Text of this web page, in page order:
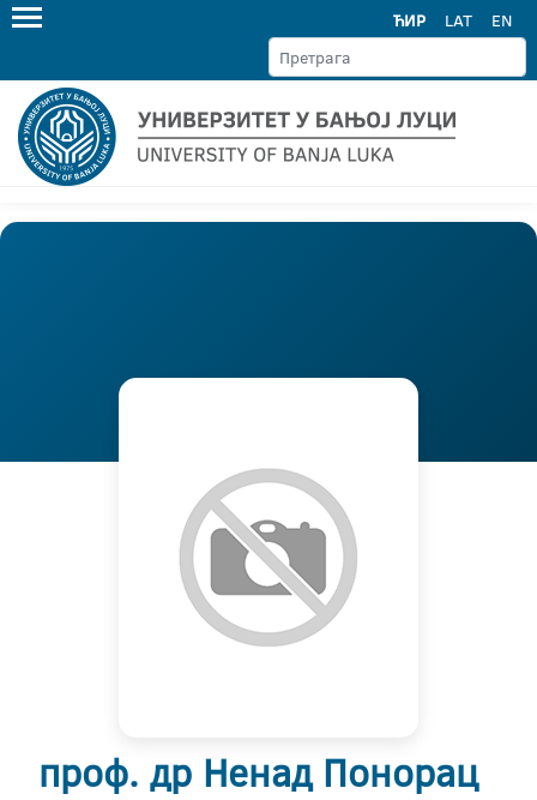
ЋИР LAT EN
проф. др Ненад Понорац